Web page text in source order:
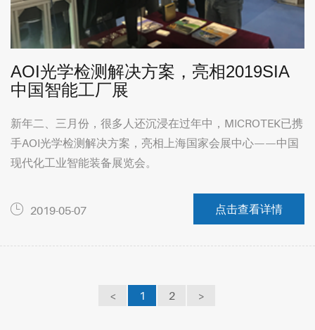
AOI光学检测解决方案，亮相2019SIA
中国智能工厂展
新年二、三月份，很多人还沉浸在过年中，MICROTEK已携
手AOI光学检测解决方案，亮相上海国家会展中心——中国
现代化工业智能装备展览会。
2019-05-07 点击查看详情
< 1 2 >